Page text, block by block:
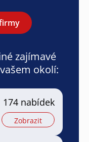
zajímavé
okolí:
174 nabídek
Zobrazit